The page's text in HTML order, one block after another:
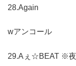
28.Again
wアンコール
29.Aぇ☆BEAT ※